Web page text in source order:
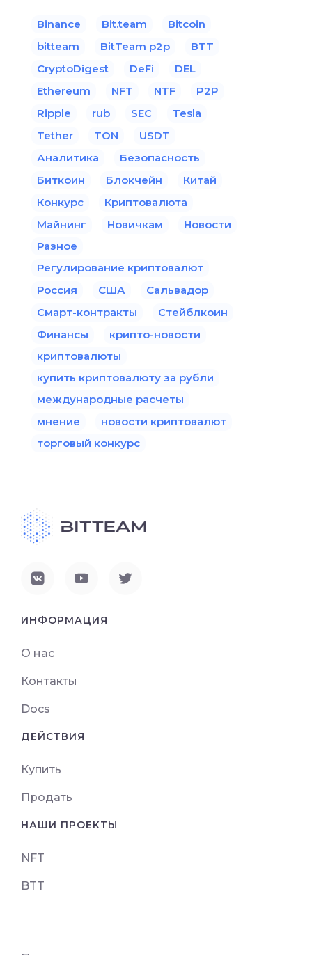
Binance Bit.team
Bitcoin
bitteam
BitTeam p2p
BTT
CryptoDigest
DeFi
DEL
Ethereum
NFT NTF
P2P
Ripple
rub SEC
Tesla
Tether
TON
USDT
Аналитика
Безопасность
Биткоин
Блокчейн
Китай
Конкурс
Криптовалюта
Майнинг
Новичкам
Новости
Разное
Регулирование криптовалют
Россия
США
Сальвадор
Смарт-контракты
Стейблкоин
Финансы
крипто-новости
криптовалюты
купить криптовалюту за рубли
международные расчеты
мнение
новости криптовалют
торговый конкурс
ИНФОРМАЦИЯ
О нас
Контакты
Docs
ДЕЙСТВИЯ
Купить
Продать
НАШИ ПРОЕКТЫ
NFT
BTT